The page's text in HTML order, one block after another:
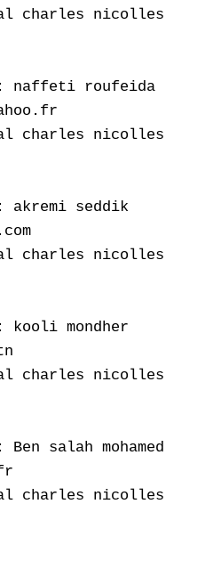
charles nicolles
naffeti roufeida
charles nicolles
akremi seddik
charles nicolles
kooli mondher
charles nicolles
Ben salah mohamed
charles nicolles